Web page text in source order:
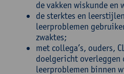
de vakken wiskunde en
de sterktes en
leerproblemen
zwaktes;
met collega’s, ouders,
doelgericht overleggen
leerproblemen binnen